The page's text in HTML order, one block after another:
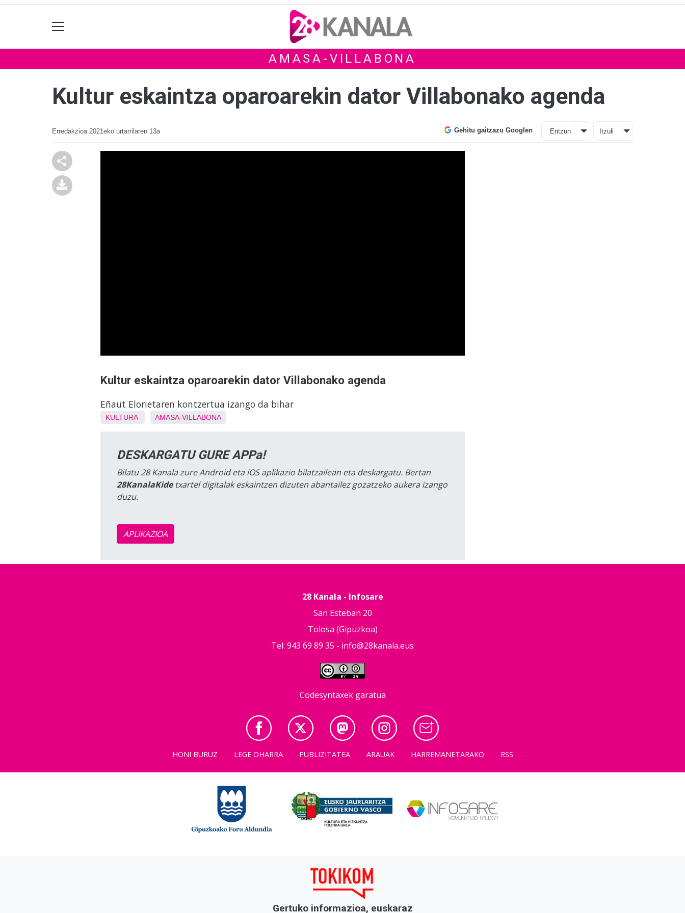
AMASA-VILLABONA
Kultur eskaintza oparoarekin dator Villabonako agenda
Erredakzioa 2021eko urtarrilaren 13a Gehitu gaitzazu Googlen Entzun Itzuli
Kultur eskaintza oparoarekin dator Villabonako agenda
Eñaut Elorietaren kontzertua izango da bihar
KULTURA AMASA-VILLABONA
DESKARGATU GURE APPa!
Bilatu 28 Kanala zure Android eta iOS aplikazio bilatzailean eta deskargatu. Bertan
28KanalaKidetxartel digitalak eskaintzen dizuten abantailez gozatzeko aukera izango
duzu.
APLIKAZIOA
28 Kanala - Infosare
San Esteban 20
Tolosa (Gipuzkoa)
Tel: 943 69 89 35 - info@28kanala.eus
Codesyntaxek garatua
HONI BURUZ LEGE OHARRA PUBLIZITATEA ARAUAK HARREMANETARAKO RSS
Gertuko informazioa, euskaraz